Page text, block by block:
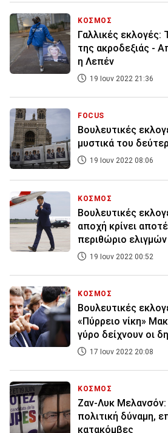
ΚΟΣΜΟΣ
Γαλλικές εκλογές:
της ακροδεξιάς -
η Λεπέν
19 Ιουν 2022 21:36
FOCUS
Βουλευτικές
μυστικά του
19 Ιουν 2022 08:06
ΚΟΣΜΟΣ
Βουλευτικές
αποχή κρίνει
περιθώριο
19 Ιουν 2022 00:52
ΚΟΣΜΟΣ
Βουλευτικές
«Πύρρειο νίκη»
γύρο δείχνουν οι
17 Ιουν 2022 20:08
ΚΟΣΜΟΣ
Ζαν-Λυκ Μελανσόν:
πολιτική δύναμη,
κατακόμβες